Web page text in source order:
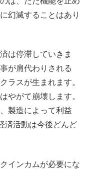
幻滅することはあり
は停滞していきま
が肩代わりされる
ラスが生まれます。
やがて崩壊します。
製造によって利益
済活動は今後どんど
インカムが必要にな